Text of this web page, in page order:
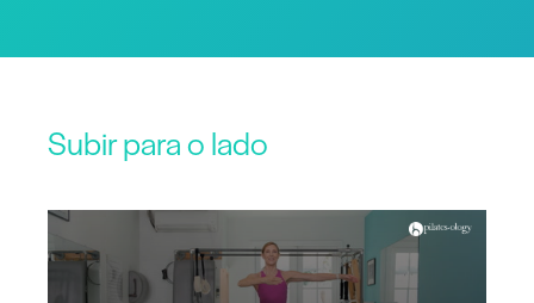
Subir para o lado